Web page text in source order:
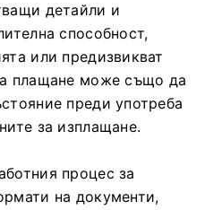
детайли и
способност,
или предизвикват
плащане може също да
преди употреба
за изплащане.
процес за
на документи,